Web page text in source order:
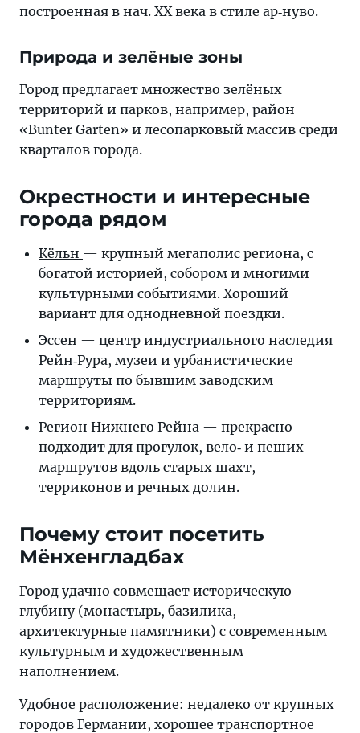
построенная в нач. XX века в стиле ар‐нуво.
Природа и зелёные зоны
Город предлагает множество зелёных
территорий и парков, например, район
«Bunter Garten» и лесопарковый массив среди
кварталов города.
Окрестности и интересные
города рядом
Кёльн — крупный мегаполис региона, с
богатой историей, собором и многими
культурными событиями. Хороший
вариант для однодневной поездки.
Эссен — центр индустриального наследия
Рейн‐Рура, музеи и урбанистические
маршруты по бывшим заводским
территориям.
Регион Нижнего Рейна — прекрасно
подходит для прогулок, вело‐ и пеших
маршрутов вдоль старых шахт,
терриконов и речных долин.
Почему стоит посетить
Мёнхенгладбах
Город удачно совмещает историческую
глубину (монастырь, базилика,
архитектурные памятники) с современным
культурным и художественным
наполнением.
Удобное расположение: недалеко от крупных
городов Германии, хорошее транспортное